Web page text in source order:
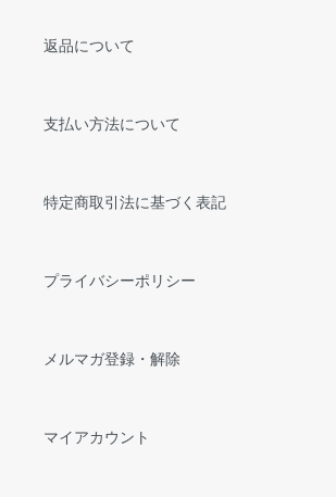
返品について
支払い方法について
特定商取引法に基づく表記
プライバシーポリシー
メルマガ登録・解除
マイアカウント